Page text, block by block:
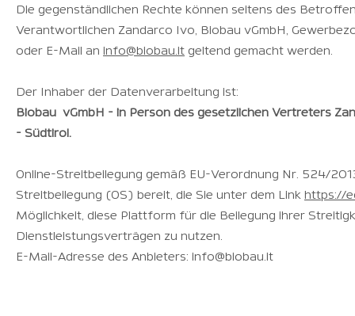
Die gegenständlichen Rechte können seitens des
Verantwortlichen Zandarco Ivo, Biobau vGmbH,
oder E-Mail an info@biobau.it geltend gemacht werden.
Der Inhaber der Datenverarbeitung ist:
Biobau vGmbH - in Person des gesetzlichen Vertreters
- Südtirol.
Online-Streitbeilegung gemäß EU-Verordnung Nr. 524/
Streitbeilegung (OS) bereit, die Sie unter dem Link https://
Möglichkeit, diese Plattform für die Beilegung ihrer
Dienstleistungsverträgen zu nutzen.
E-Mail-Adresse des Anbieters: info@biobau.it